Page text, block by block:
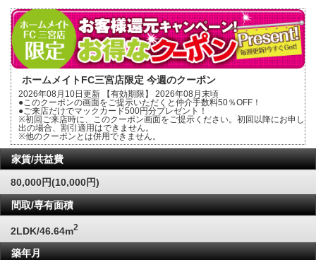
ホームメイトFC三宮店限定 今週のクーポン
2026年08月10日更新 【有効期限】 2026年08月末頃
●このクーポンの画面をご提示いただくと仲介手数料50％OFF！
●ご来店だけでマックカード500円分プレゼント！
※初回ご来店時に、このクーポン画面をご提示ください。初回以降にお申し
出の場合、割引適用はできません。
※他のクーポンとは併用できません。
家賃/共益費
80,000円(10,000円)
間取/専有面積
2LDK/46.64m2
築年月